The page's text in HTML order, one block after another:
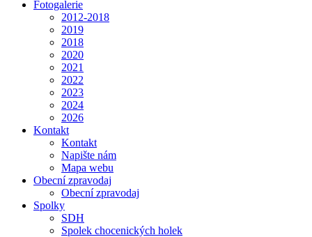
Fotogalerie
2012-2018
2019
2018
2020
2021
2022
2023
2024
2026
Kontakt
Kontakt
Napište nám
Mapa webu
Obecní zpravodaj
Obecní zpravodaj
Spolky
SDH
Spolek chocenických holek